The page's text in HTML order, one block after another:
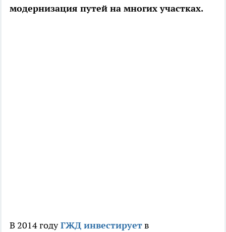
модернизация путей на многих участках.
В 2014 годуГЖД инвестируетв